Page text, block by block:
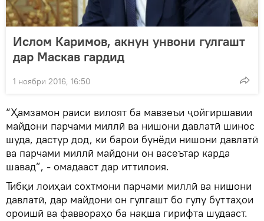
Ислом Каримов, акнун унвони гулгашт
дар Маскав гардид
1 ноябри 2016, 16:50
“Ҳамзамон раиси вилоят ба мавзеъи ҷойгиршавии
майдони парчами миллӣ ва нишони давлатӣ шинос
шуда, дастур дод, ки барои бунёди нишони давлатӣ
ва парчами миллӣ майдони он васеътар карда
шавад”, - омадааст дар иттилоия.
Тибқи лоиҳаи сохтмони парчами миллӣ ва нишони
давлатӣ, дар майдони он гулгашт бо гулу буттаҳои
ороишӣ ва фаввораҳо ба нақша гирифта шудааст.